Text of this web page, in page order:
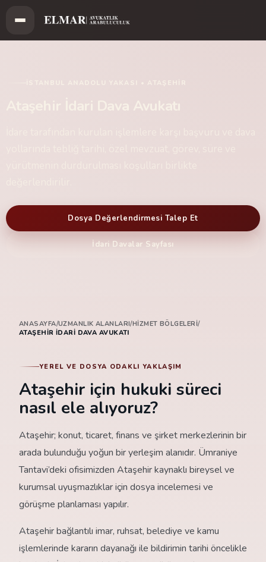
Dosya Değerlendirmesi Talep Et
İdari Davalar Sayfası
ANASAYFA/UZMANLIK ALANLARI/HIZMET BÖLGELERI/
ATAŞEHIR İDARI DAVA AVUKATI
YEREL VE DOSYA ODAKLI YAKLAŞIM
Ataşehir için hukuki süreci
nasıl ele alıyoruz?
Ataşehir; konut, ticaret, finans ve şirket merkezlerinin bir
arada bulunduğu yoğun bir yerleşim alanıdır. Ümraniye
Tantavi’deki ofisimizden Ataşehir kaynaklı bireysel ve
kurumsal uyuşmazlıklar için dosya incelemesi ve
görüşme planlaması yapılır.
Ataşehir bağlantılı imar, ruhsat, belediye ve kamu
işlemlerinde kararın dayanağı ile bildirimin tarihi öncelikle